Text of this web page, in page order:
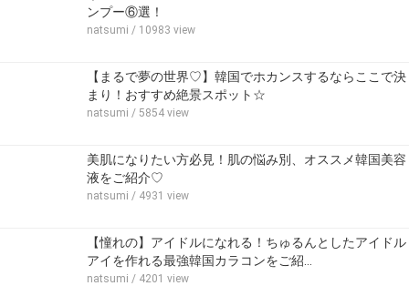
ンプー⑥選！
natsumi / 10983 view
【まるで夢の世界♡】韓国でホカンスするならここで決
まり！おすすめ絶景スポット☆
natsumi / 5854 view
美肌になりたい方必見！肌の悩み別、オススメ韓国美容
液をご紹介♡
natsumi / 4931 view
【憧れの】アイドルになれる！ちゅるんとしたアイドル
アイを作れる最強韓国カラコンをご紹…
natsumi / 4201 view